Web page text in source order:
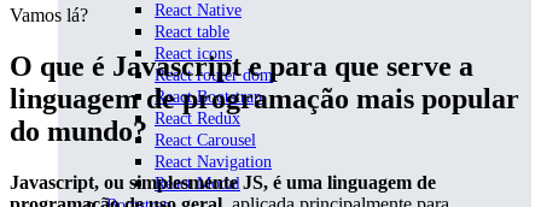
React Native
React table
React icons
React router dom
React Bootstrap
React Redux
React Carousel
React Navigation
React Modal
Vamos lá?
O que é Javascript e para que serve a
linguagem de programação mais popular
do mundo?
Javascript, ou simplesmente JS, é uma linguagem de